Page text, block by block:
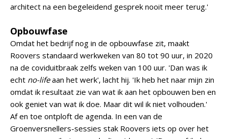
architect na een begeleidend gesprek nooit meer terug.'
Opbouwfase
Omdat het bedrijf nog in de opbouwfase zit, maakt
Roovers standaard werkweken van 80 tot 90 uur, in 2020
na de coviduitbraak zelfs weken van 100 uur. 'Dan was ik
echt no-lifeaan het werk', lacht hij. 'Ik heb het naar mijn zin
omdat ik resultaat zie van wat ik aan het opbouwen ben en
ook geniet van wat ik doe. Maar dit wil ik niet volhouden.'
Af en toe ontploft de agenda. In een van de
Groenversnellers-sessies stak Roovers iets op over het